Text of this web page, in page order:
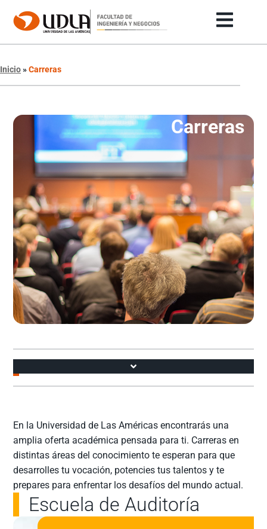
Inicio»Carreras
Carreras
En la Universidad de Las Américas encontrarás una
amplia oferta académica pensada para ti. Carreras en
distintas áreas del conocimiento te esperan para que
desarrolles tu vocación, potencies tus talentos y te
prepares para enfrentar los desafíos del mundo actual.
Escuela de Auditoría